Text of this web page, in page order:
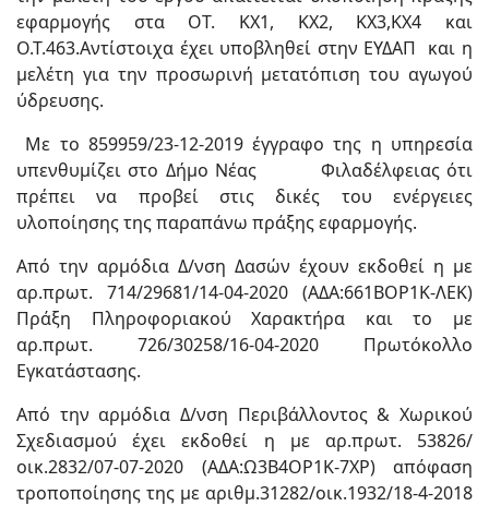
εφαρμογής στα ΟΤ. ΚΧ1, ΚΧ2, ΚΧ3,ΚΧ4 και
Ο.Τ.463.Αντίστοιχα έχει υποβληθεί στην ΕΥΔΑΠ και η
μελέτη για την προσωρινή μετατόπιση του αγωγού
ύδρευσης.
Με το 859959/23-12-2019 έγγραφο της η υπηρεσία
υπενθυμίζει στο Δήμο Νέας Φιλαδέλφειας ότι
πρέπει να προβεί στις δικές του ενέργειες
υλοποίησης της παραπάνω πράξης εφαρμογής.
Από την αρμόδια Δ/νση Δασών έχουν εκδοθεί η με
αρ.πρωτ. 714/29681/14-04-2020 (ΑΔΑ:661ΒΟΡ1Κ-ΛΕΚ)
Πράξη Πληροφοριακού Χαρακτήρα και το με
αρ.πρωτ. 726/30258/16-04-2020 Πρωτόκολλο
Εγκατάστασης.
Από την αρμόδια Δ/νση Περιβάλλοντος & Χωρικού
Σχεδιασμού έχει εκδοθεί η με αρ.πρωτ. 53826/
οικ.2832/07-07-2020 (ΑΔΑ:Ω3Β4ΟΡ1Κ-7ΧΡ) απόφαση
τροποποίησης της με αριθμ.31282/οικ.1932/18-4-2018